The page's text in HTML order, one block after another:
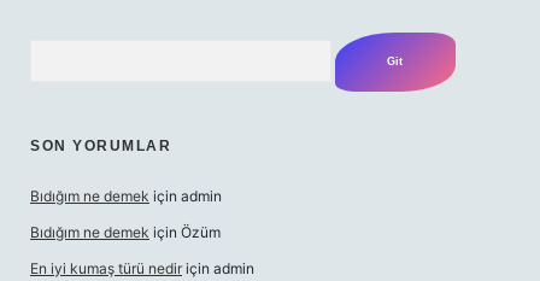
SON YORUMLAR
Bıdığım ne demek için admin
Bıdığım ne demek için Özüm
En iyi kumaş türü nedir için admin